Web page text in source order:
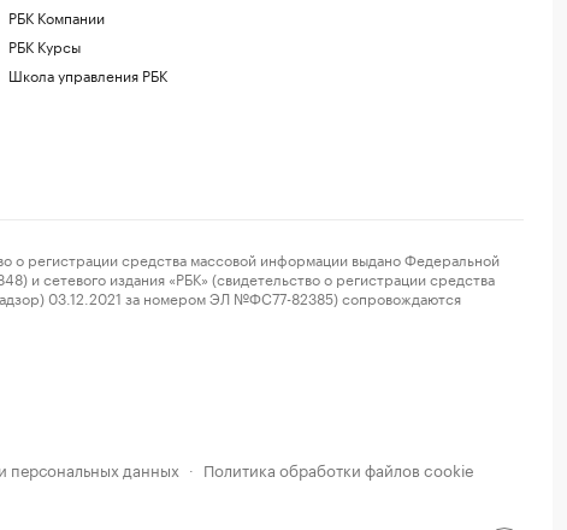
РБК Компании
РБК Курсы
Школа управления РБК
средства массовой информации выдано Федеральной
сетевого издания «РБК» (свидетельство о регистрации средства
03.12.2021 за номером ЭЛ №ФС77-82385) сопровождаются
персональных данных · Политика обработки файлов cookie